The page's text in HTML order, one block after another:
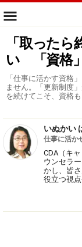
「取った
い 「資格
「仕事に活かす資格
ません。「更新制度
を続けてこそ、資格
いぬかい
仕事に活か
CDA（キ
ウンセラ
かし、皆
役立つ視